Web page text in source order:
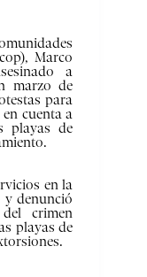
Marco
a
marzo de
para
cuenta a
playas de
en la
y denunció
crimen
playas de